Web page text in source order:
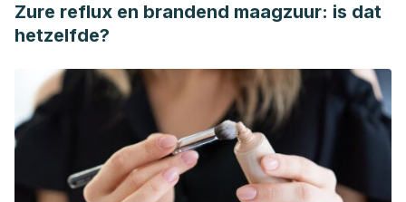
Zure reflux en brandend maagzuur: is dat
hetzelfde?